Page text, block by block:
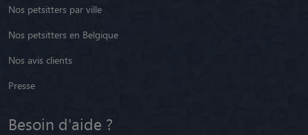
Nos petsitters par ville
Nos petsitters en Belgique
Nos avis clients
Presse
Besoin d'aide ?